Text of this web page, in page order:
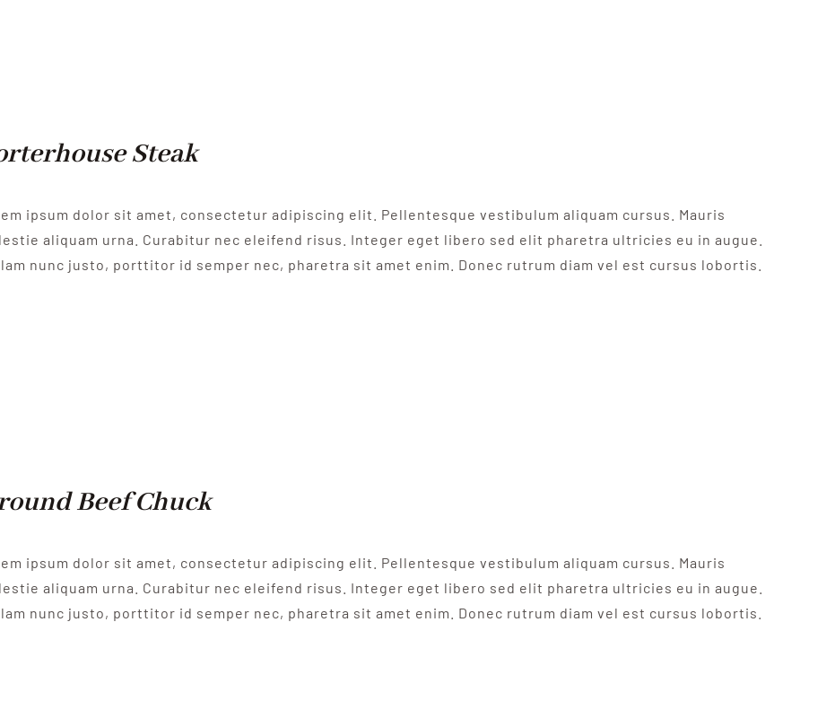
Steak
ipsum dolor sit amet, consectetur adipiscing elit. Pellentesque vestibulum aliquam cursus. Mauris
aliquam urna. Curabitur nec eleifend risus. Integer eget libero sed elit pharetra ultricies eu in augue.
nunc justo, porttitor id semper nec, pharetra sit amet enim. Donec rutrum diam vel est cursus lobortis.
Beef Chuck
ipsum dolor sit amet, consectetur adipiscing elit. Pellentesque vestibulum aliquam cursus. Mauris
aliquam urna. Curabitur nec eleifend risus. Integer eget libero sed elit pharetra ultricies eu in augue.
nunc justo, porttitor id semper nec, pharetra sit amet enim. Donec rutrum diam vel est cursus lobortis.